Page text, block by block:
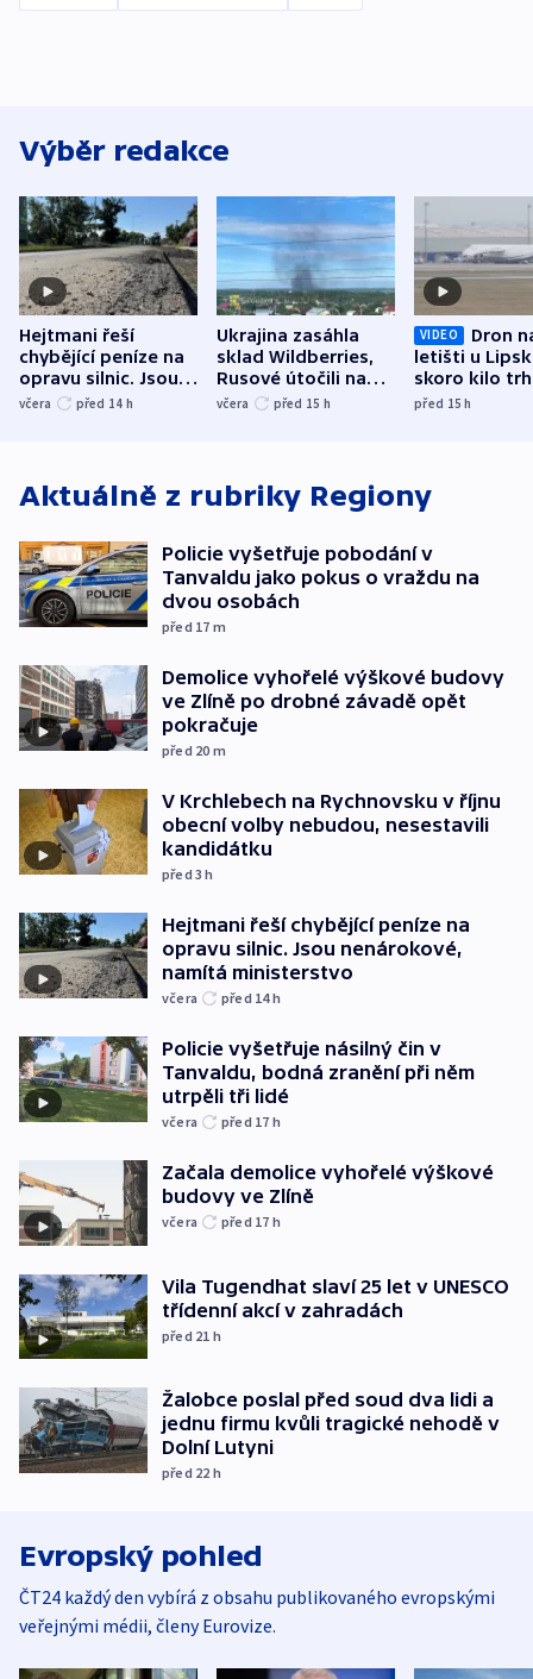
Výběr redakce
Hejtmani řeší
chybějící peníze na
opravu silnic. Jsou
nenárokové, namítá
včera před 14 h
Ukrajina zasáhla
sklad Wildberries,
Rusové útočili na
trh, hasiče či
včera před 15 h
VIDEO
Dron
letišti u
skoro kilo
indicie
před 15h
Aktuálně z rubriky Regiony
Policie vyšetřuje pobodání v
Tanvaldu jako pokus o vraždu na
dvou osobách
před 17 m
Demolice vyhořelé výškové budovy
ve Zlíně po drobné závadě opět
pokračuje
před 20 m
V Krchlebech na Rychnovsku v říjnu
obecní volby nebudou, nesestavili
kandidátku
před 3h
Hejtmani řeší chybějící peníze na
opravu silnic. Jsou nenárokové,
namítá ministerstvo
včera před 14h
Policie vyšetřuje násilný čin v
Tanvaldu, bodná zranění při něm
utrpěli tři lidé
včera před 17 h
Začala demolice vyhořelé výškové
budovy ve Zlíně
včera před 17 h
Vila Tugendhat slaví 25 let v UNESCO
třídenní akcí v zahradách
před 21 h
Žalobce poslal před soud dva lidi a
jednu firmu kvůli tragické nehodě v
Dolní Lutyni
před 22 h
Evropský pohled
ČT24 každý den vybírá z obsahu publikovaného evropskými
veřejnými médii, členy Eurovize.